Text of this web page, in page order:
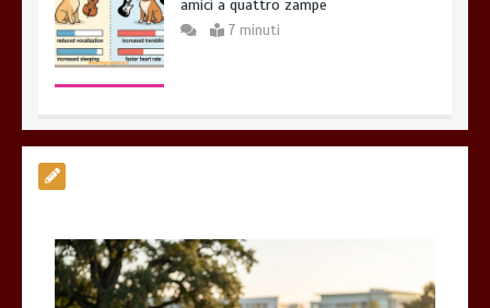
amici a quattro zampe
7 minuti